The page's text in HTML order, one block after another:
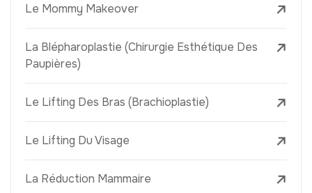
Le Mommy Makeover
La Blépharoplastie (Chirurgie Esthétique Des
Paupières)
Le Lifting Des Bras (Brachioplastie)
Le Lifting Du Visage
La Réduction Mammaire